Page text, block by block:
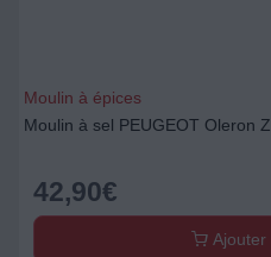
Moulin à épices
Moulin à sel PEUGEOT Oleron
42,90€
Ajouter